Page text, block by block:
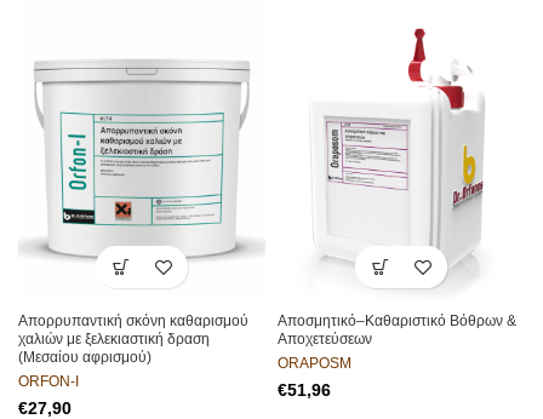
Απορρυπαντική σκόνη καθαρισμού
χαλιών με ξελεκιαστική δραση
(Μεσαίου αφρισμού)
ORFON-I
€
Αποσμητικό–Καθαριστικό Βόθρων &
Αποχετεύσεων
ORAPOSM
€